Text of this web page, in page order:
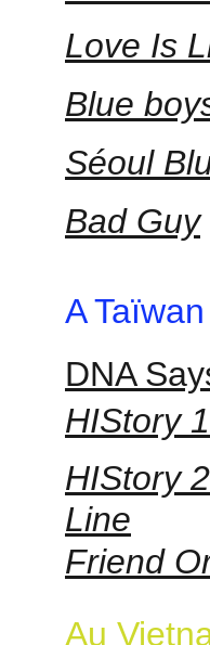
DNA
A Taïwan
HIStory
HIStory
Line
Friend
Au
Love Is
Blue
Séoul
Bad Guy